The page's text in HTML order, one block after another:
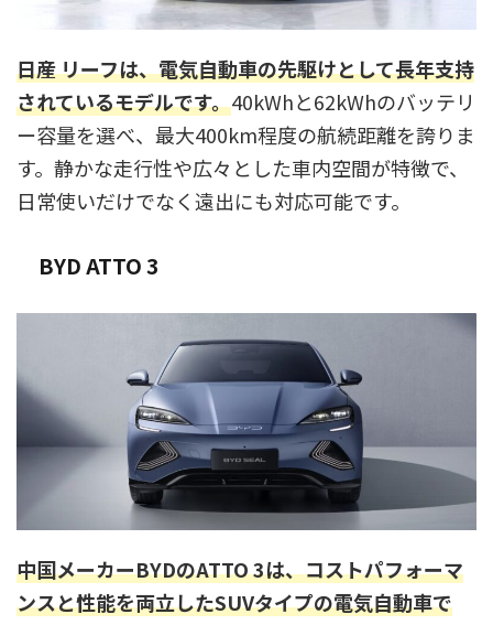
日産 リーフは、電気自動車の先駆けとして長年支持
されているモデルです。40kWhと62kWhのバッテリ
ー容量を選べ、最大400km程度の航続距離を誇りま
す。静かな走行性や広々とした車内空間が特徴で、
日常使いだけでなく遠出にも対応可能です。
BYD ATTO 3
中国メーカーBYDのATTO 3は、コストパフォーマ
ンスと性能を両立したSUVタイプの電気自動車で